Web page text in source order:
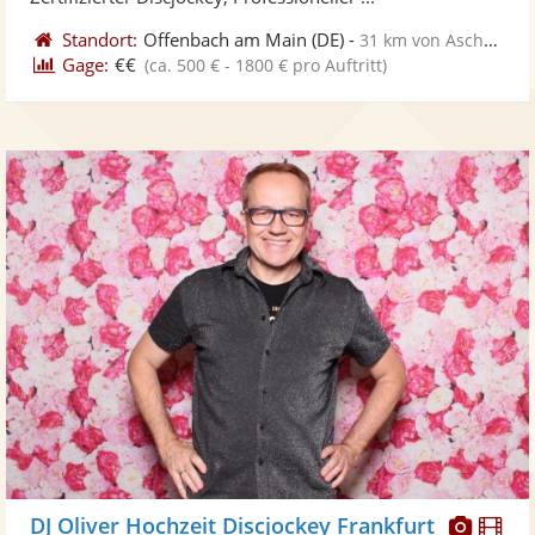
Standort: Offenbach am Main (DE) -31 km von Aschaffenburg
Gage: €€ (ca. 500 € - 1800 € pro Auftritt)
DJ Oliver Hochzeit Discjockey Frankfurt